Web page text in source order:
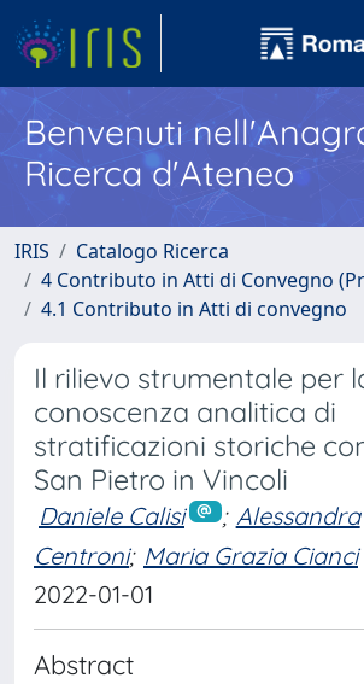
Benvenuti
Ricerca d'Ateneo
IRIS
Catalogo Ricerca
4 Contributo in Atti di Convegno
4.1 Contributo in Atti di convegno
Il rilievo strumentale per
conoscenza analitica di
stratificazioni storiche
San Pietro in Vincoli
Daniele Calisi ; Alessandra
Centroni; Maria Grazia Cianci
2022-01-01
Abstract